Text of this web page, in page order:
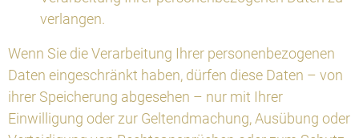
verlangen.
Wenn Sie die Verarbeitung Ihrer personenbezogenen
Daten eingeschränkt haben, dürfen diese Daten – von
ihrer Speicherung abgesehen – nur mit Ihrer
Einwilligung oder zur Geltendmachung, Ausübung oder